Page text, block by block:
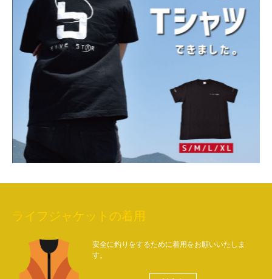
ライフジャケットの着用
安全に釣りをするために着用をお願いいたしま
す。